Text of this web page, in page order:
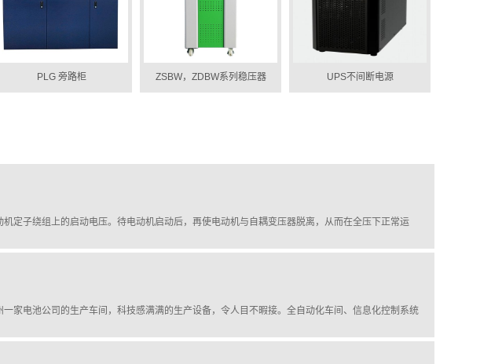
PLG 旁路柜 ZSBW，ZDBW系列稳压器 UPS不间断电源
定子绕组上的启动电压。待电动机启动后，再使电动机与自耦变压器脱离，从而在全压下正常运
电池公司的生产车间，科技感满满的生产设备，令人目不暇接。全自动化车间、信息化控制系统